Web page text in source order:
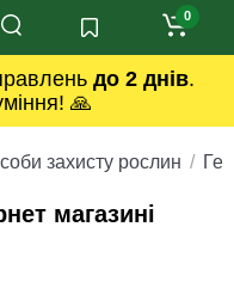
до 2 днів.
🙏
0
захисту рослин
магазині